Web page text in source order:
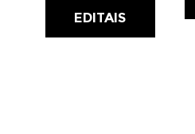
EDITAIS